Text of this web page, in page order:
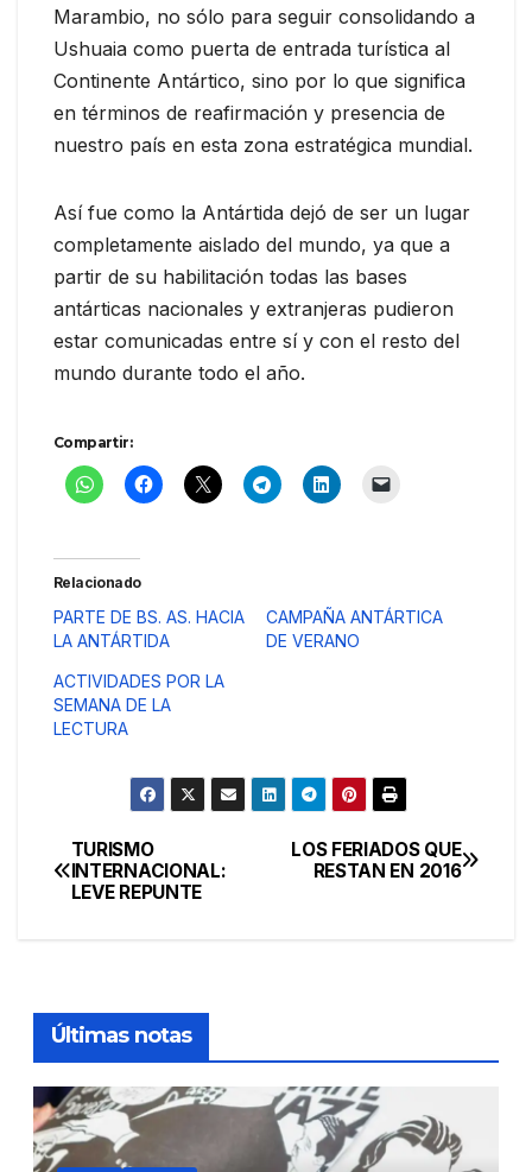
Marambio, no sólo para seguir consolidando a
Ushuaia como puerta de entrada turística al
Continente Antártico, sino por lo que significa
en términos de reafirmación y presencia de
nuestro país en esta zona estratégica mundial.
Así fue como la Antártida dejó de ser un lugar
completamente aislado del mundo, ya que a
partir de su habilitación todas las bases
antárticas nacionales y extranjeras pudieron
estar comunicadas entre sí y con el resto del
mundo durante todo el año.
Compartir:
Relacionado
PARTE DE BS. AS. HACIA
LA ANTÁRTIDA
CAMPAÑA ANTÁRTICA
DE VERANO
ACTIVIDADES POR LA
SEMANA DE LA
LECTURA
Navegación
de
LOS FERIADOS QUE
RESTAN EN 2016
TURISMO
INTERNACIONAL:
LEVE REPUNTE
Últimas notas